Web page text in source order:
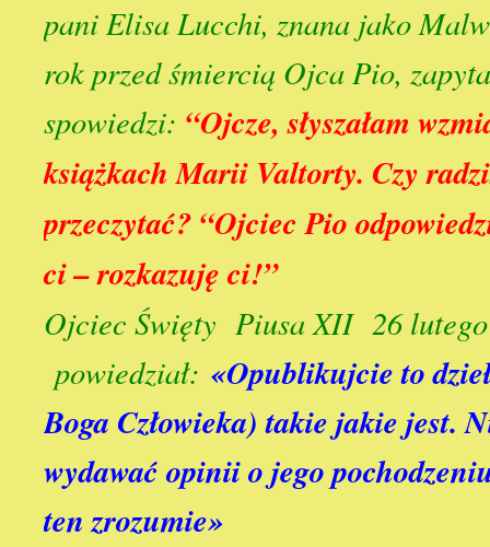
pani Elisa Lucchi, znana jako
rok przed śmiercią Ojca Pio,
spowiedzi: “Ojcze, słyszałam
książkach Marii Valtorty. Czy
przeczytać? “Ojciec Pio
ci – rozkazuję ci!”
Ojciec Święty Piusa XII 26
powiedział: «Opublikujcie to
Boga Człowieka) takie jakie jest.
wydawać opinii o jego
ten zrozumie»